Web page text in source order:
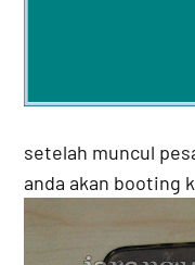
setelah muncul
anda akan booting